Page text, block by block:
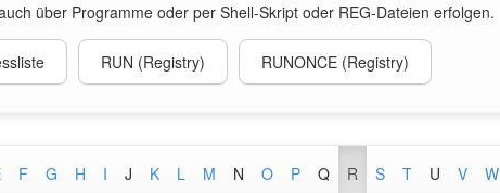
über Programme oder per Shell-Skript oder REG-Dateien erfolgen.
RUN (Registry) RUNONCE (Registry)
F G H I J K L M N O P Q R S T U V W